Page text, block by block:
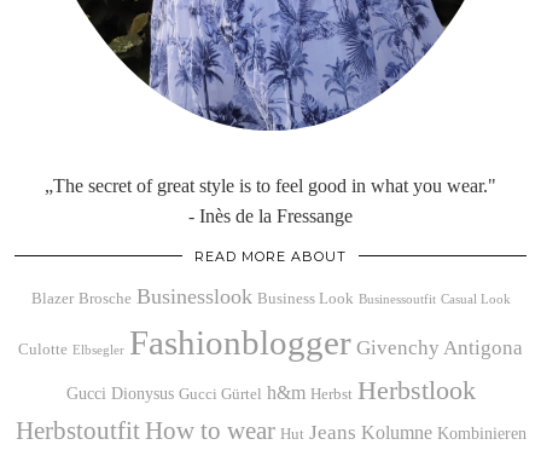
„The secret of great style is to feel good in what you wear."
- Inès de la Fressange
READ MORE ABOUT
Blazer Brosche Businesslook Business Look Businessoutfit Casual Look
Culotte Elbsegler Fashionblogger Givenchy Antigona
Gucci Dionysus Gucci Gürtel h&m Herbst Herbstlook
Herbstoutfit How to wear Hut Jeans Kolumne Kombinieren